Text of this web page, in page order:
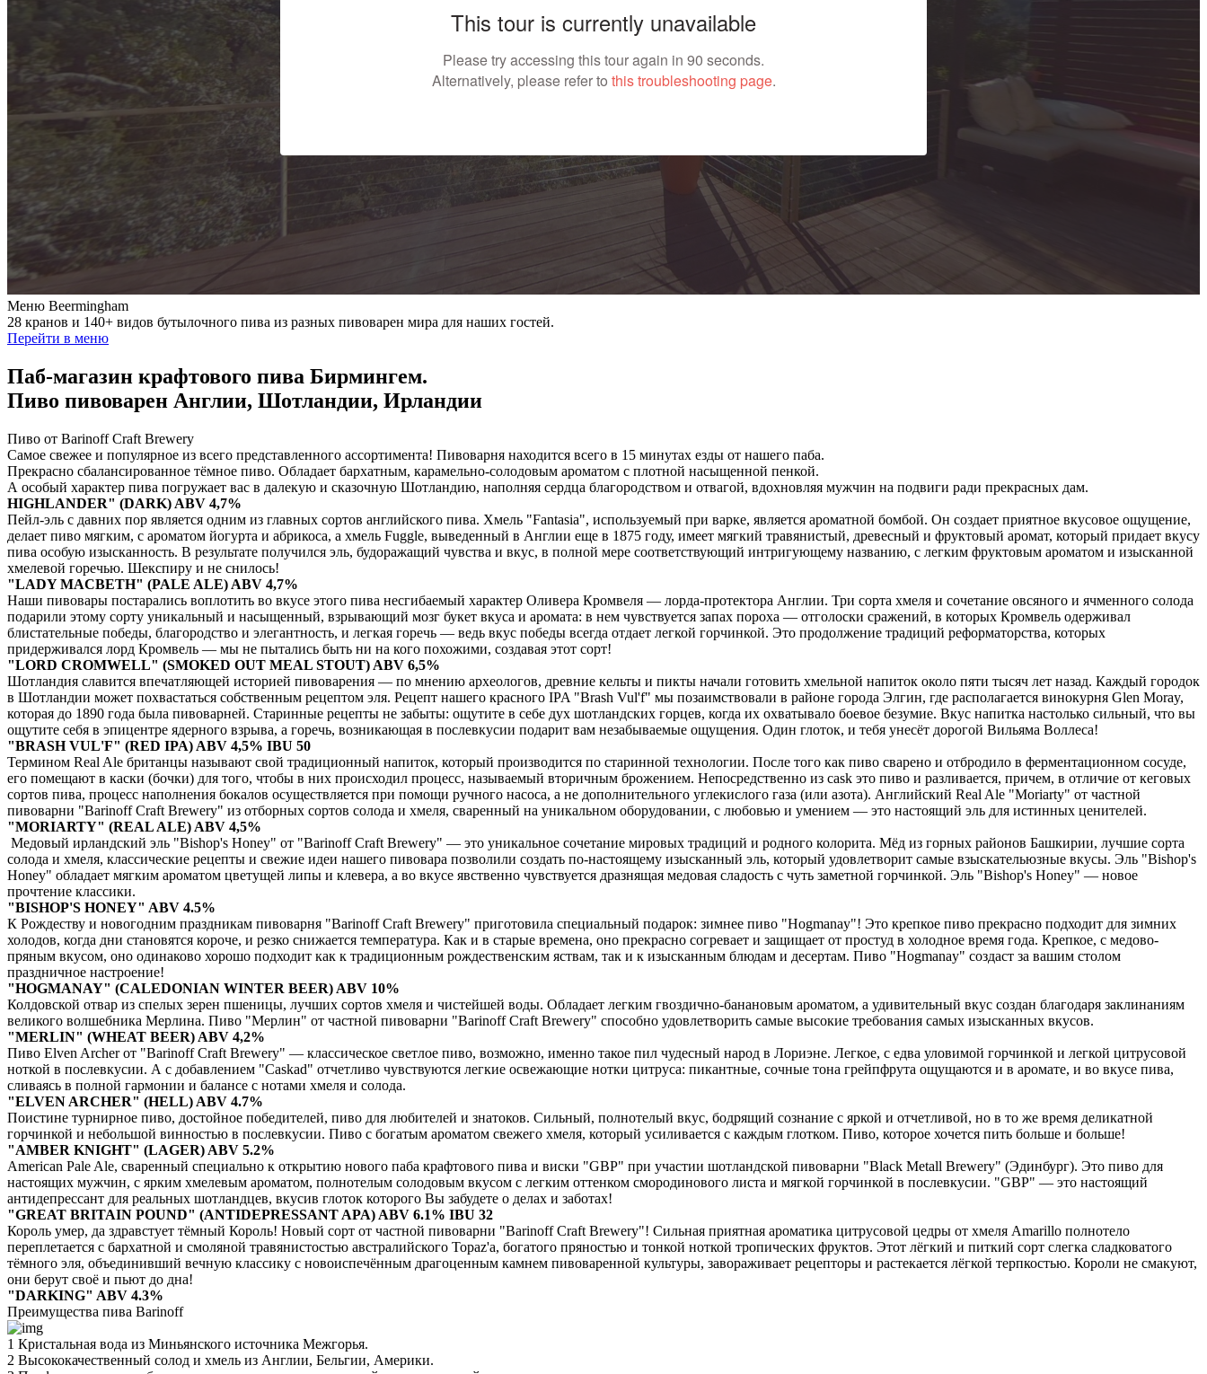
Меню Beermingham
28 кранов и 140+ видов бутылочного пива из разных пивоварен мира для наших гостей.
Перейти в меню
Паб-магазин крафтового пива Бирмингем.
Пиво пивоварен Англии, Шотландии, Ирландии
Пиво от Barinoff Craft Brewery
Самое свежее и популярное из всего представленного ассортимента! Пивоварня находится всего в 15 минутах езды от нашего паба.
Прекрасно сбалансированное тёмное пиво. Обладает бархатным, карамельно-солодовым ароматом с плотной насыщенной пенкой.
А особый характер пива погружает вас в далекую и сказочную Шотландию, наполняя сердца благородством и отвагой, вдохновляя мужчин на подвиги ради прекрасных дам.
HIGHLANDER" (DARK) ABV 4,7%
Пейл-эль с давних пор является одним из главных сортов английского пива. Хмель "Fantasia", используемый при варке, является ароматной бомбой. Он создает приятное вкусовое ощущение,
делает пиво мягким, с ароматом йогурта и абрикоса, а хмель Fuggle, выведенный в Англии еще в 1875 году, имеет мягкий травянистый, древесный и фруктовый аромат, который придает вкусу
пива особую изысканность. В результате получился эль, будоражащий чувства и вкус, в полной мере соответствующий интригующему названию, с легким фруктовым ароматом и изысканной
хмелевой горечью. Шекспиру и не снилось!
"LADY MACBETH" (PALE ALE) ABV 4,7%
Наши пивовары постарались воплотить во вкусе этого пива несгибаемый характер Оливера Кромвеля — лорда-протектора Англии. Три сорта хмеля и сочетание овсяного и ячменного солода
подарили этому сорту уникальный и насыщенный, взрывающий мозг букет вкуса и аромата: в нем чувствуется запах пороха — отголоски сражений, в которых Кромвель одерживал
блистательные победы, благородство и элегантность, и легкая горечь — ведь вкус победы всегда отдает легкой горчинкой. Это продолжение традиций реформаторства, которых
придерживался лорд Кромвель — мы не пытались быть ни на кого похожими, создавая этот сорт!
"LORD CROMWELL" (SMOKED OUT MEAL STOUT) ABV 6,5%
Шотландия славится впечатляющей историей пивоварения — по мнению археологов, древние кельты и пикты начали готовить хмельной напиток около пяти тысяч лет назад. Каждый городок
в Шотландии может похвастаться собственным рецептом эля. Рецепт нашего красного IPA "Brash Vul'f" мы позаимствовали в районе города Элгин, где располагается винокурня Glen Moray,
которая до 1890 года была пивоварней. Старинные рецепты не забыты: ощутите в себе дух шотландских горцев, когда их охватывало боевое безумие. Вкус напитка настолько сильный, что вы
ощутите себя в эпицентре ядерного взрыва, а горечь, возникающая в послевкусии подарит вам незабываемые ощущения. Один глоток, и тебя унесёт дорогой Вильяма Воллеса!
"BRASH VUL'F" (RED IPA) ABV 4,5% IBU 50
Термином Real Ale британцы называют свой традиционный напиток, который производится по старинной технологии. После того как пиво сварено и отбродило в ферментационном сосуде,
его помещают в каски (бочки) для того, чтобы в них происходил процесс, называемый вторичным брожением. Непосредственно из cask это пиво и разливается, причем, в отличие от кеговых
сортов пива, процесс наполнения бокалов осуществляется при помощи ручного насоса, а не дополнительного углекислого газа (или азота). Английский Real Ale "Moriarty" от частной
пивоварни "Barinoff Craft Brewery" из отборных сортов солода и хмеля, сваренный на уникальном оборудовании, с любовью и умением — это настоящий эль для истинных ценителей.
"MORIARTY" (REAL ALE) ABV 4,5%
Медовый ирландский эль "Bishop's Honey" от "Barinoff Craft Brewery" — это уникальное сочетание мировых традиций и родного колорита. Мёд из горных районов Башкирии, лучшие сорта
солода и хмеля, классические рецепты и свежие идеи нашего пивовара позволили создать по-настоящему изысканный эль, который удовлетворит самые взыскательюзные вкусы. Эль "Bishop's
Honey" обладает мягким ароматом цветущей липы и клевера, а во вкусе явственно чувствуется дразнящая медовая сладость с чуть заметной горчинкой. Эль "Bishop's Honey" — новое
прочтение классики.
"BISHOP'S HONEY" ABV 4.5%
К Рождеству и новогодним праздникам пивоварня "Barinoff Craft Brewery" приготовила специальный подарок: зимнее пиво "Hogmanay"! Это крепкое пиво прекрасно подходит для зимних
холодов, когда дни становятся короче, и резко снижается температура. Как и в старые времена, оно прекрасно согревает и защищает от простуд в холодное время года. Крепкое, с медово-
пряным вкусом, оно одинаково хорошо подходит как к традиционным рождественским яствам, так и к изысканным блюдам и десертам. Пиво "Hogmanay" создаст за вашим столом
праздничное настроение!
"HOGMANAY" (CALEDONIAN WINTER BEER) ABV 10%
Колдовской отвар из спелых зерен пшеницы, лучших сортов хмеля и чистейшей воды. Обладает легким гвоздично-банановым ароматом, а удивительный вкус создан благодаря заклинаниям
великого волшебника Мерлина. Пиво "Мерлин" от частной пивоварни "Barinoff Craft Brewery" способно удовлетворить самые высокие требования самых изысканных вкусов.
"MERLIN" (WHEAT BEER) ABV 4,2%
Пиво Elven Archer от "Barinoff Craft Brewery" — классическое светлое пиво, возможно, именно такое пил чудесный народ в Лориэне. Легкое, с едва уловимой горчинкой и легкой цитрусовой
ноткой в послевкусии. А с добавлением "Caskad" отчетливо чувствуются легкие освежающие нотки цитруса: пикантные, сочные тона грейпфрута ощущаются и в аромате, и во вкусе пива,
сливаясь в полной гармонии и балансе с нотами хмеля и солода.
"ELVEN ARCHER" (HELL) ABV 4.7%
Поистине турнирное пиво, достойное победителей, пиво для любителей и знатоков. Сильный, полнотелый вкус, бодрящий сознание с яркой и отчетливой, но в то же время деликатной
горчинкой и небольшой винностью в послевкусии. Пиво с богатым ароматом свежего хмеля, который усиливается с каждым глотком. Пиво, которое хочется пить больше и больше!
"AMBER KNIGHT" (LAGER) ABV 5.2%
American Pale Ale, сваренный специально к открытию нового паба крафтового пива и виски "GBP" при участии шотландской пивоварни "Black Metall Brewery" (Эдинбург). Это пиво для
настоящих мужчин, с ярким хмелевым ароматом, полнотелым солодовым вкусом с легким оттенком смородинового листа и мягкой горчинкой в послевкусии. "GBP" — это настоящий
антидепрессант для реальных шотландцев, вкусив глоток которого Вы забудете о делах и заботах!
"GREAT BRITAIN POUND" (ANTIDEPRESSANT APA) ABV 6.1% IBU 32
Король умер, да здравстует тёмный Король! Новый сорт от частной пивоварни "Barinoff Craft Brewery"! Сильная приятная ароматика цитрусовой цедры от хмеля Amarillo полнотело
переплетается с бархатной и смоляной травянистостью австралийского Topaz'а, богатого пряностью и тонкой ноткой тропических фруктов. Этот лёгкий и питкий сорт слегка сладковатого
тёмного эля, объединивший вечную классику с новоиспечённым драгоценным камнем пивоваренной культуры, завораживает рецепторы и растекается лёгкой терпкостью. Короли не смакуют,
они берут своё и пьют до дна!
"DARKING" ABV 4.3%
Преимущества пива Barinoff
1 Кристальная вода из Миньянского источника Межгорья.
2 Высококачественный солод и хмель из Англии, Бельгии, Америки.